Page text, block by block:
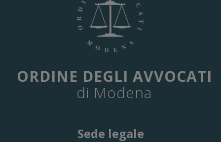
ORDINE DEGLI AVVOCATI
di Modena
Sede legale